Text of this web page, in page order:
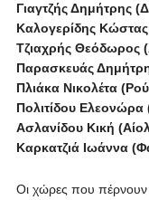
Γιαγτζής Δημήτρης
Καλογερίδης
Τζιαχρής Θεόδωρος
Παρασκευάς
Πλιάκα Νικολέτα
Πολιτίδου
Ασλανίδου Κική
Καρκατζιά Ιωάννα
Οι χώρες που πέρνουν